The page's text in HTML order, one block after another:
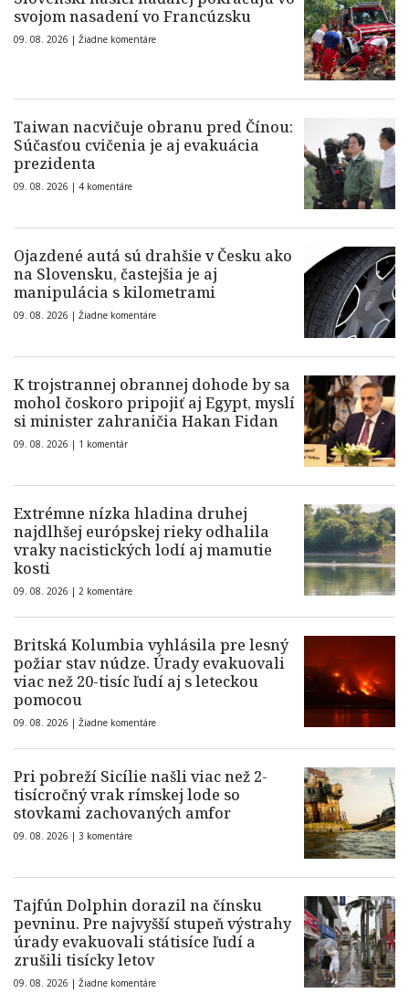
svojom nasadení vo Francúzsku
09. 08. 2026 | Žiadne komentáre
Taiwan nacvičuje obranu pred Čínou:
Súčasťou cvičenia je aj evakuácia
prezidenta
09. 08. 2026 | 4 komentáre
Ojazdené autá sú drahšie v Česku ako
na Slovensku, častejšia je aj
manipulácia s kilometrami
09. 08. 2026 | Žiadne komentáre
K trojstrannej obrannej dohode by sa
mohol čoskoro pripojiť aj Egypt, myslí
si minister zahraničia Hakan Fidan
09. 08. 2026 | 1 komentár
Extrémne nízka hladina druhej
najdlhšej európskej rieky odhalila
vraky nacistických lodí aj mamutie
kosti
09. 08. 2026 | 2 komentáre
Britská Kolumbia vyhlásila pre lesný
požiar stav núdze. Úrady evakuovali
viac než 20-tisíc ľudí aj s leteckou
pomocou
09. 08. 2026 | Žiadne komentáre
Pri pobreží Sicílie našli viac než 2-
tisícročný vrak rímskej lode so
stovkami zachovaných amfor
09. 08. 2026 | 3 komentáre
Tajfún Dolphin dorazil na čínsku
pevninu. Pre najvyšší stupeň výstrahy
úrady evakuovali státisíce ľudí a
zrušili tisícky letov
09. 08. 2026 | Žiadne komentáre